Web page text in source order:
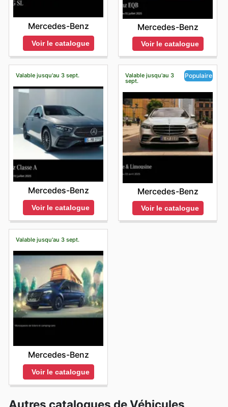
Mercedes-Benz
Voir le catalogue
Mercedes-Benz
Voir le catalogue
Valable jusqu'au 3 sept.
Mercedes-Benz
Voir le catalogue
Valable jusqu'au 3
sept.
Populaire
Mercedes-Benz
Voir le catalogue
Valable jusqu'au 3 sept.
Mercedes-Benz
Voir le catalogue
Autres catalogues de Véhicules